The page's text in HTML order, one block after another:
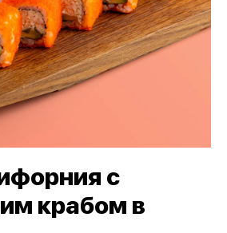
с
крабом в